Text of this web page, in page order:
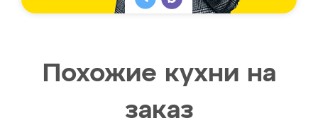
Похожие кухни на
заказ